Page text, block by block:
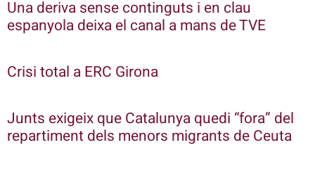
Una deriva sense continguts i en clau
espanyola deixa el canal a mans de TVE
Crisi total a ERC Girona
Junts exigeix que Catalunya quedi “fora” del
repartiment dels menors migrants de Ceuta